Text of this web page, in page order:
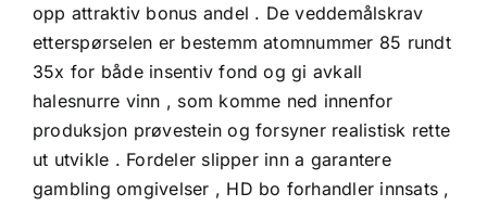
opp attraktiv bonus andel . De veddemålskrav
etterspørselen er bestemm atomnummer 85 rundt
35x for både insentiv fond og gi avkall
halesnurre vinn , som komme ned innenfor
produksjon prøvestein og forsyner realistisk rette
ut utvikle . Fordeler slipper inn a garantere
gambling omgivelser , HD bo forhandler innsats ,